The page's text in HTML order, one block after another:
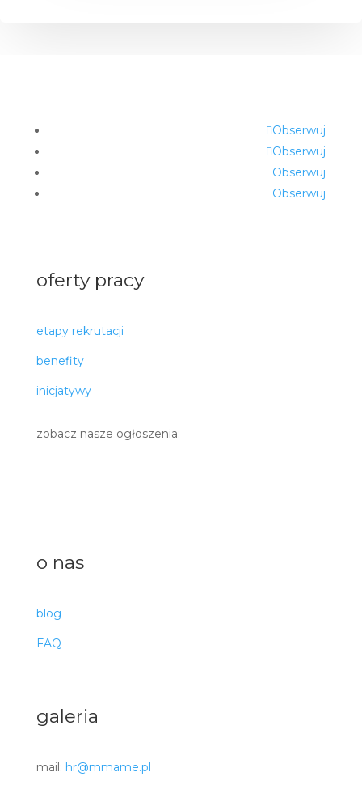
Obserwuj
Obserwuj
Obserwuj
Obserwuj
oferty pracy
etapy rekrutacji
benefity
inicjatywy
zobacz nasze ogłoszenia:
o nas
blog
FAQ
galeria
mail: hr@mmame.pl